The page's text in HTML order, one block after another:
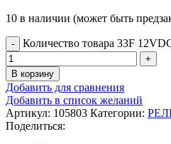
10 в наличии (может быть
Количество товара 33F
В корзину
Добавить для сравнения
Добавить в список желаний
Артикул: 105803 Категории:
Поделиться: